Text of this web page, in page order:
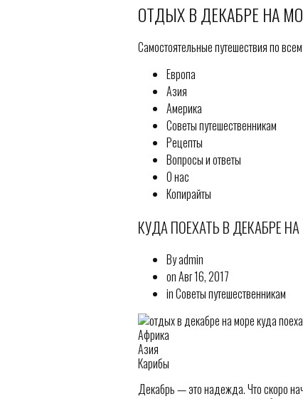
ОТДЫХ В ДЕКАБРЕ НА
Самостоятельные путешествия по
Европа
Азия
Америка
Советы путешественникам
Рецепты
Вопросы и ответы
О нас
Копирайты
КУДА ПОЕХАТЬ В ДЕКАБРЕ
By admin
on Авг 16, 2017
in Советы путешественникам
Африка
Азия
Карибы
Декабрь — это надежда. Что скоро